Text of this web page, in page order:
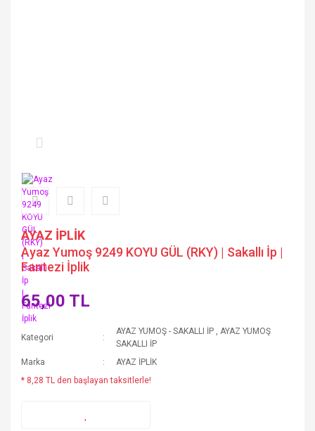
AYAZ İPLİK
Ayaz Yumoş 9249 KOYU GÜL (RKY) | Sakallı İp |
Fantezi İplik
65,00 TL
Kategori
AYAZ YUMOŞ - SAKALLI İP ,AYAZ YUMOŞ
SAKALLI İP
Marka
AYAZ İPLİK
* 8,28 TL den başlayan taksitlerle!